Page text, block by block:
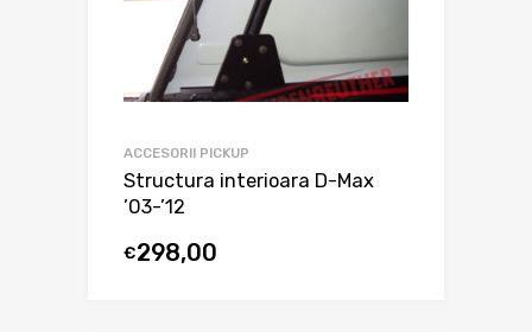
ACCESORII PICKUP
Structura interioara D-Max
’03-’12
€298,00